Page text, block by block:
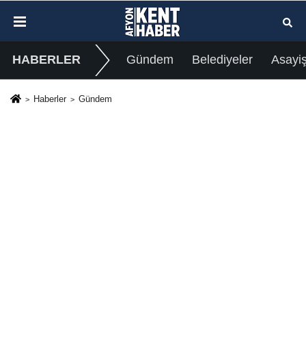
HABERLER Gündem Belediyeler
Haberler Gündem